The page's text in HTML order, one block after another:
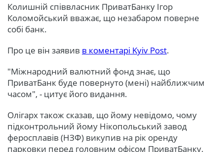
Колишній співвласник ПриватБанку Ігор
Коломойський вважає, що незабаром поверне
собі банк.
Про це він заявив в коментарі Kyiv Post.
"Міжнародний валютний фонд знає, що
ПриватБанк буде повернуто (мені) найближчим
часом", - цитує його видання.
Олігарх також сказав, що йому невідомо, чому
підконтрольний йому Нікопольський завод
феросплавів (НЗФ) викупив на рік оренду
парковки перед головним офісом ПриватБанку.